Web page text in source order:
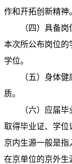
作和开拓创新精神
（四）具备岗位
本次所公布岗位的
学位。
（五）身体健康
质。
（六）应届毕业
取得毕业证、学位
京内生源一般是指
在京单位的京外生